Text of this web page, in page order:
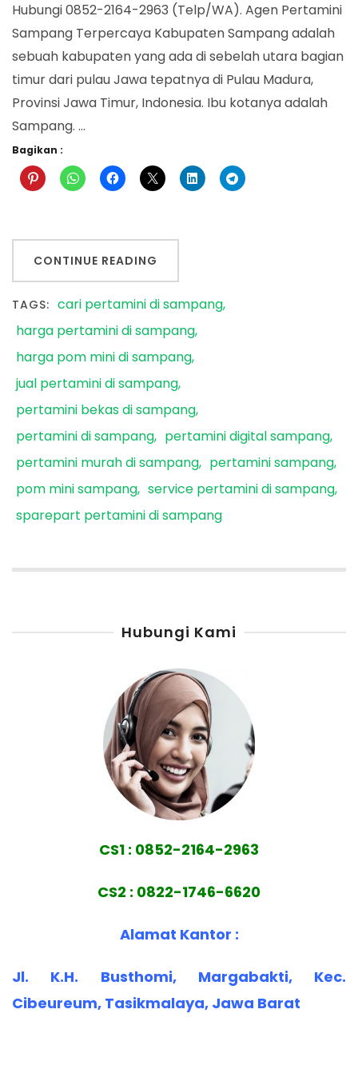
Hubungi 0852-2164-2963 (Telp/WA). Agen Pertamini
Sampang Terpercaya Kabupaten Sampang adalah
sebuah kabupaten yang ada di sebelah utara bagian
timur dari pulau Jawa tepatnya di Pulau Madura,
Provinsi Jawa Timur, Indonesia. Ibu kotanya adalah
Sampang. …
Bagikan :
CONTINUE READING
TAGS: cari pertamini di sampang
harga pertamini di sampang
harga pom mini di sampang
jual pertamini di sampang
pertamini bekas di sampang
pertamini di sampang
pertamini digital sampang
pertamini murah di sampang
pertamini sampang
pom mini sampang service pertamini di sampang
sparepart pertamini di sampang
Hubungi Kami
CS1 : 0852-2164-2963
CS2 : 0822-1746-6620
Alamat Kantor :
Jl. K.H. Busthomi, Margabakti, Kec.
Cibeureum, Tasikmalaya, Jawa Barat